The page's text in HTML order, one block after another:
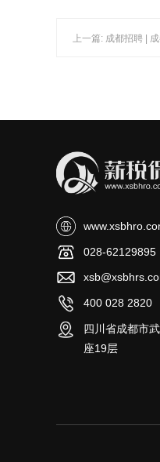
上一篇: 成都招聘 |
028-62129895
400 028 2820
四川省成都市
座19层